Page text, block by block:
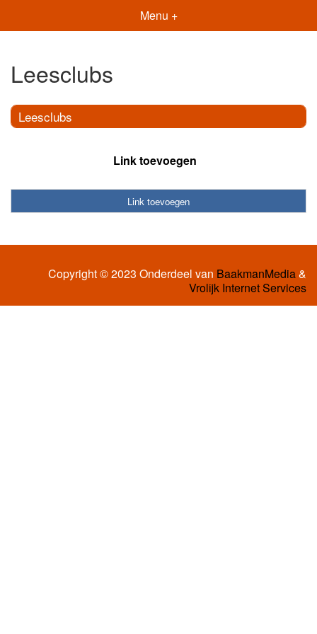
Menu +
Leesclubs
Leesclubs
Link toevoegen
Link toevoegen
Copyright © 2023 Onderdeel van BaakmanMedia&
Vrolijk Internet Services